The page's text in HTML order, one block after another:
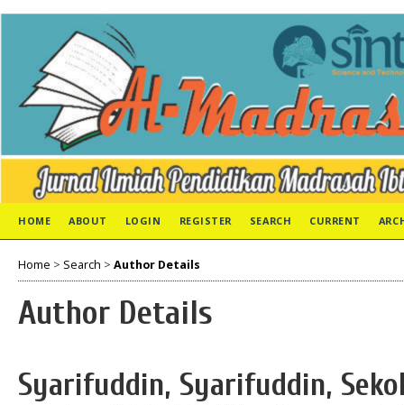
HOME ABOUT LOGIN REGISTER SEARCH CURRENT
Home > Search > Author Details
Author Details
Syarifuddin, Syarifuddin,